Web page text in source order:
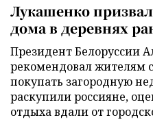
Лукашенко
дома в деревнях
Президент Белоруссии
рекомендовал жителям
покупать загородную
раскупили россияне,
отдыха вдали от